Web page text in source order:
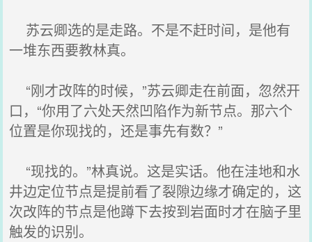
苏云卿选的是走路。不是不赶时间，是他有
一堆东西要教林真。
“刚才改阵的时候，”苏云卿走在前面，忽然开
口，“你用了六处天然凹陷作为新节点。那六个
位置是你现找的，还是事先有数？”
“现找的。”林真说。这是实话。他在洼地和水
井边定位节点是提前看了裂隙边缘才确定的，这
次改阵的节点是他蹲下去按到岩面时才在脑子里
触发的识别。